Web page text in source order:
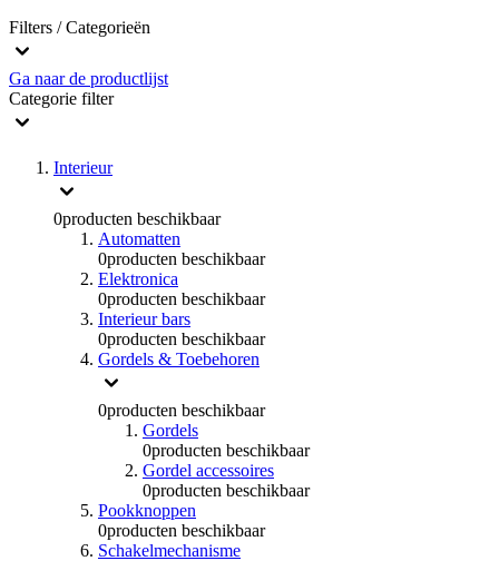
Filters / Categorieën
Ga naar de productlijst
Categorie filter
Interieur
0producten beschikbaar
Automatten
0producten beschikbaar
Elektronica
0producten beschikbaar
Interieur bars
0producten beschikbaar
Gordels & Toebehoren
0producten beschikbaar
Gordels
0producten beschikbaar
Gordel accessoires
0producten beschikbaar
Pookknoppen
0producten beschikbaar
Schakelmechanisme